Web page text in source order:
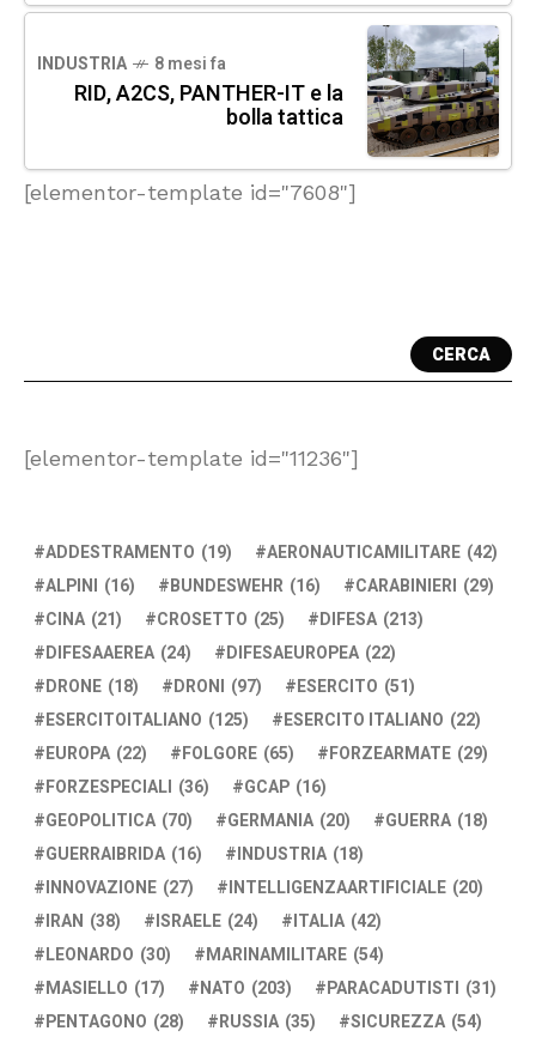
INDUSTRIA 8 mesi fa
RID, A2CS, PANTHER-IT e la
bolla tattica
[elementor-template id="7608"]
CERCA
[elementor-template id="11236"]
ADDESTRAMENTO (19) AERONAUTICAMILITARE (42)
ALPINI (16) BUNDESWEHR (16) CARABINIERI (29)
CINA (21) CROSETTO (25) DIFESA (213)
DIFESAAEREA (24) DIFESAEUROPEA (22)
DRONE (18) DRONI (97) ESERCITO (51)
ESERCITOITALIANO (125) ESERCITO ITALIANO (22)
EUROPA (22) FOLGORE (65) FORZEARMATE (29)
FORZESPECIALI (36) GCAP (16)
GEOPOLITICA (70) GERMANIA (20) GUERRA (18)
GUERRAIBRIDA (16) INDUSTRIA (18)
INNOVAZIONE (27) INTELLIGENZAARTIFICIALE (20)
IRAN (38) ISRAELE (24) ITALIA (42)
LEONARDO (30) MARINAMILITARE (54)
MASIELLO (17) NATO (203) PARACADUTISTI (31)
PENTAGONO (28) RUSSIA (35) SICUREZZA (54)